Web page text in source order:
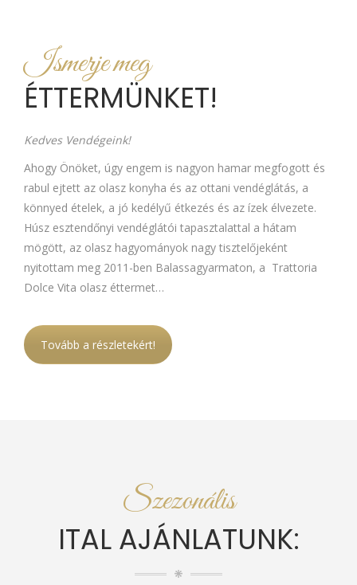
Ismerje meg
ÉTTERMÜNKET!
Kedves Vendégeink!
Ahogy Önöket, úgy engem is nagyon hamar megfogott és
rabul ejtett az olasz konyha és az ottani vendéglátás, a
könnyed ételek, a jó kedélyű étkezés és az ízek élvezete.
Húsz esztendőnyi vendéglátói tapasztalattal a hátam
mögött, az olasz hagyományok nagy tisztelőjeként
nyitottam meg 2011-ben Balassagyarmaton, a Trattoria
Dolce Vita olasz éttermet…
Tovább a részletekért!
Szezonális
ITAL AJÁNLATUNK: